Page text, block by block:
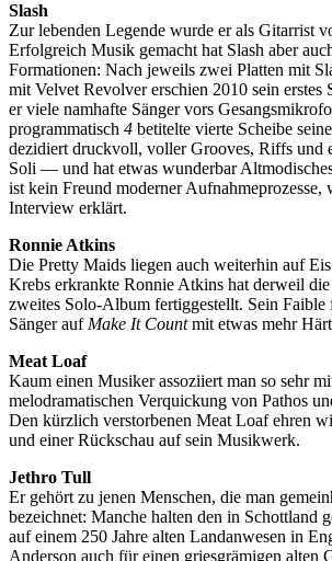
Slash
Zur lebenden Legende wurde er als Gitarrist
Erfolgreich Musik gemacht hat Slash aber
Formationen: Nach jeweils zwei Platten mit
mit Velvet Revolver erschien 2010 sein
er viele namhafte Sänger vors
programmatisch 4 betitelte vierte Scheibe
dezidiert druckvoll, voller Grooves, Riffs und
Soli — und hat etwas wunderbar
ist kein Freund moderner Aufnahmeprozesse,
Interview erklärt.
Ronnie Atkins
Die Pretty Maids liegen auch weiterhin auf
Krebs erkrankte Ronnie Atkins hat derweil
zweites Solo-Album fertiggestellt. Sein Faible
Sänger auf Make It Countmit etwas mehr
Meat Loaf
Kaum einen Musiker assoziiert man so sehr
melodramatischen Verquickung von Pathos
Den kürzlich verstorbenen Meat Loaf ehren
und einer Rückschau auf sein Musikwerk.
Jethro Tull
Er gehört zu jenen Menschen, die man
bezeichnet: Manche halten den in Schottland
auf einem 250 Jahre alten Landanwesen in
Anderson auch für einen griesgrämigen alten